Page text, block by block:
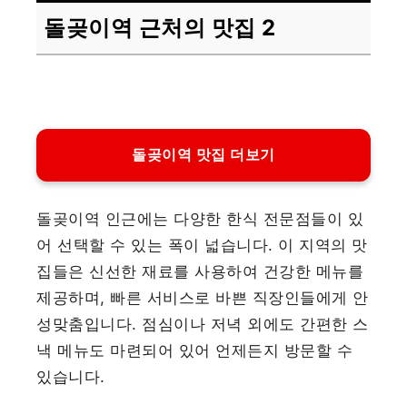
돌곶이역 근처의 맛집 2
돌곶이역 맛집 더보기
돌곶이역 인근에는 다양한 한식 전문점들이 있
어 선택할 수 있는 폭이 넓습니다. 이 지역의 맛
집들은 신선한 재료를 사용하여 건강한 메뉴를
제공하며, 빠른 서비스로 바쁜 직장인들에게 안
성맞춤입니다. 점심이나 저녁 외에도 간편한 스
낵 메뉴도 마련되어 있어 언제든지 방문할 수
있습니다.